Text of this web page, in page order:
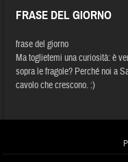
FRASE DEL GIORNO
frase del giorno
Ma toglietemi una curiosità: è
sopra le fragole? Perché noi a
cavolo che crescono. :)